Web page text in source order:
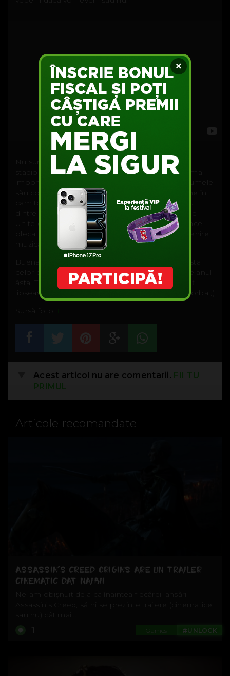
×
Nu sunt foarte mulți artiști care pot stăpâni un
stadion așa cum o făcea Prince, unul dintre cei mai
importanți artiști și producători americani, pe numele
său complet Prince Roger Nelson. 39 de albume în
cam tot atâția ani de muzică il fac pe Prince unul
dintre cei mai prolifici oameni de rock din Statele
Unite din ultimii 40 de ani. Pe 21 aprilie 2016 Prince
pleca dintre noi la doar 57 de ani lăsând o moștenire
muzicală impresionantă.
Buena Vista Social Club și Eagles sunt și ei pe lista
celor cu care nu ne vom mai întâlni începând de anul
ăsta. Tu știi vreo trupă sau vreun artist care o să-ți
lipsească? Spune-ne și nouă despre cine este vorba ;)
Sursă foto:
Acest articol nu are comentarii. FII TU
PRIMUL
Articole recomandate
ASSASSIN’S CREED ORIGINS ARE UN TRAILER
CINEMATIC DAT NAIBII
Ne-am obișnuit deja ca înaintea fiecărei lansări
Assassin’s Creed, să ni se prezinte trailere (cinematice
sau nu) cât mai...
#UNLOCK
Games
1